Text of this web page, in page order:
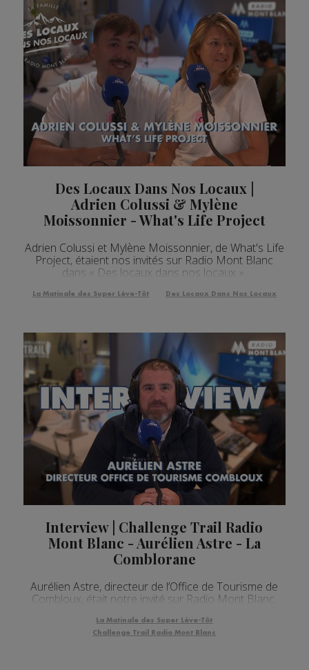
Des Locaux Dans Nos Locaux |
Adrien Colussi & Mylène
Moissonnier - What's Life Project
Adrien Colussi et Mylène Moissonnier, de What's Life
Project, étaient nos invités sur Radio Mont Blanc
dans « Des locaux dans nos locaux ».
La Matinale des Super Lève-Tôt Des Locaux Dans Nos Locaux
Interview | Challenge Trail Radio
Mont Blanc - Aurélien Astre - La
Comblorane
Aurélien Astre, directeur de l’Office de Tourisme de
Combloux, était notre invité sur Radio Mont Blanc.
La Matinale des Super Lève-Tôt
Challenge Trail Radio Mont Blanc